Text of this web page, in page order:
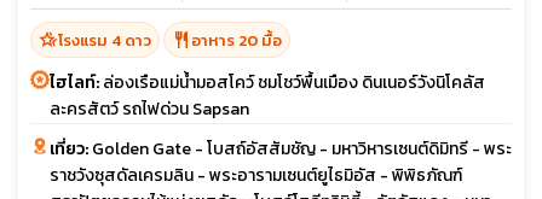
hotel_classโรงแรม 4 ดาว restaurant อาหาร 20 มื้อ
ไฮไลท์:ล่องเรือแม่น้ำมอสโคว์ ชมโชว์พื้นเมือง ดินเนอร์วังนิโคลัส
ละครสัตว์ รถไฟด่วน Sapsan
เที่ยว:Golden Gate - โบสถ์อัสสัมชัญ - มหาวิหารเซนต์ดิมิทรี - พระ
ราชวังซุสดัลเครมลิน - พระอารามเซนต์ยูไธมิอัส - พิพิธภัณฑ์